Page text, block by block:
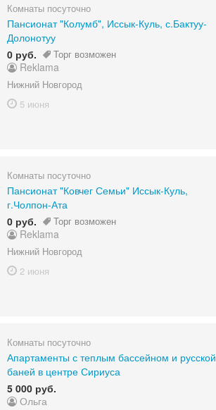
Комнаты посуточно
Пансионат "Колумб", Иссык-Куль, с.Бактуу-
Долонотуу
0 руб.
Торг возможен
Reklama
Нижний Новгород
5 июня
Комнаты посуточно
Пансионат "Ковчег Семьи" Иссык-Куль,
г.Чолпон-Ата
0 руб.
Торг возможен
Reklama
Нижний Новгород
2 июня
Комнаты посуточно
Апартаменты с теплым бассейном и русской
баней в центре Сириуса
5 000 руб.
Ольга